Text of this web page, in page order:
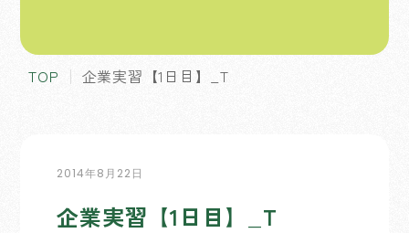
TOP 企業実習【1日目】_T
2014年8月22日
企業実習【1日目】_T